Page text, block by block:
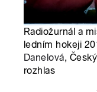
Radiožurnál a
ledním hokeji
Danelová,
rozhlas